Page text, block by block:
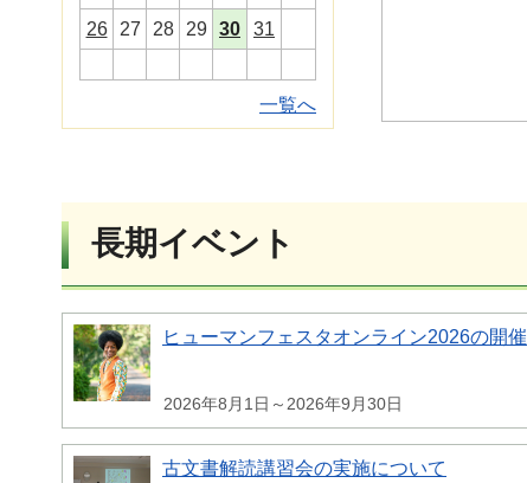
26
27 28 29 30 31
一覧へ
長期イベント
ヒューマンフェスタオンライン2026の開催
2026年8月1日～2026年9月30日
古文書解読講習会の実施について